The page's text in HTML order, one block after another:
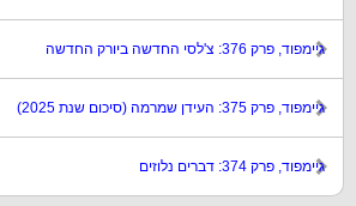
גיימפוד, פרק 376: צ'לסי החדשה ביורק החדשה
גיימפוד, פרק 375: העידן שמרמה (סיכום שנת 2025)
גיימפוד, פרק 374: דברים נלוזים